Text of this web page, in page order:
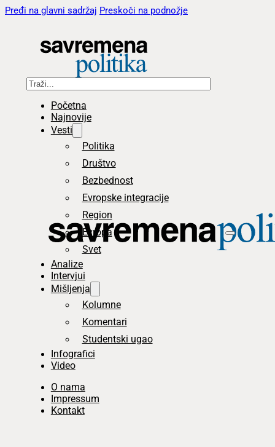
Pređi na glavni sadržaj Preskoči na podnožje
Pretraga
Početna
Najnovije
Vesti
Politika
Društvo
Bezbednost
Evropske integracije
Region
Evropa
Svet
Analize
Intervjui
Mišljenja
Kolumne
Komentari
Studentski ugao
Infografici
Video
O nama
Impressum
Kontakt